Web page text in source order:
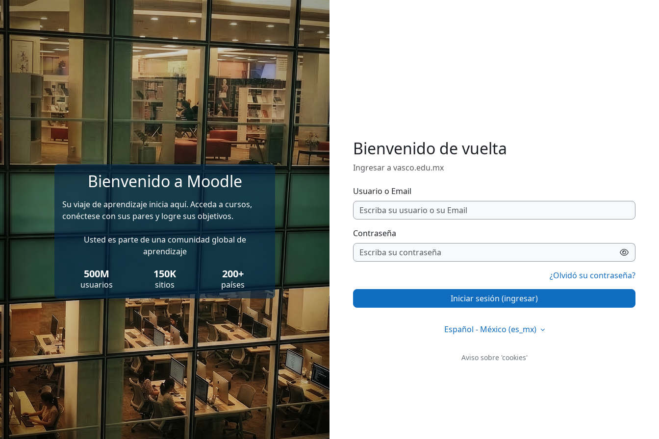
Saltar al contenido principal
Bienvenido a Moodle
Su viaje de aprendizaje inicia aquí. Acceda a cursos,
conéctese con sus pares y logre sus objetivos.
Usted es parte de una comunidad global de
aprendizaje
500M
usuarios
150K
sitios
200+
países
Bienvenido de vuelta
Ingresar a vasco.edu.mx
Usuario o Email
Contraseña
¿Olvidó su contraseña?
Iniciar sesión (ingresar)
Español - México ‎(es_mx)‎
Aviso sobre 'cookies'